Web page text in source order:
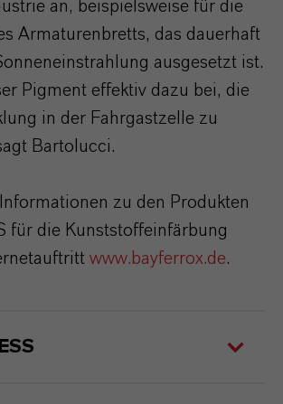
an, beispielsweise für die
Armaturenbretts, das dauerhaft
ausgesetzt ist.
Pigment effektiv dazu bei, die
in der Fahrgastzelle zu
Bartolucci.
zu den Produkten
für die Kunststoffeinfärbung
www.bayferrox.de.